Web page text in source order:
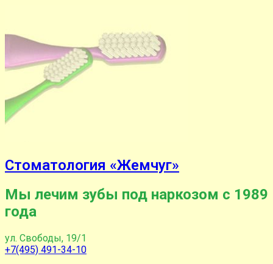
Стоматология «Жемчуг»
Мы лечим зубы под наркозом с 1989
года
ул. Свободы, 19/1
+7(495) 491-34-10